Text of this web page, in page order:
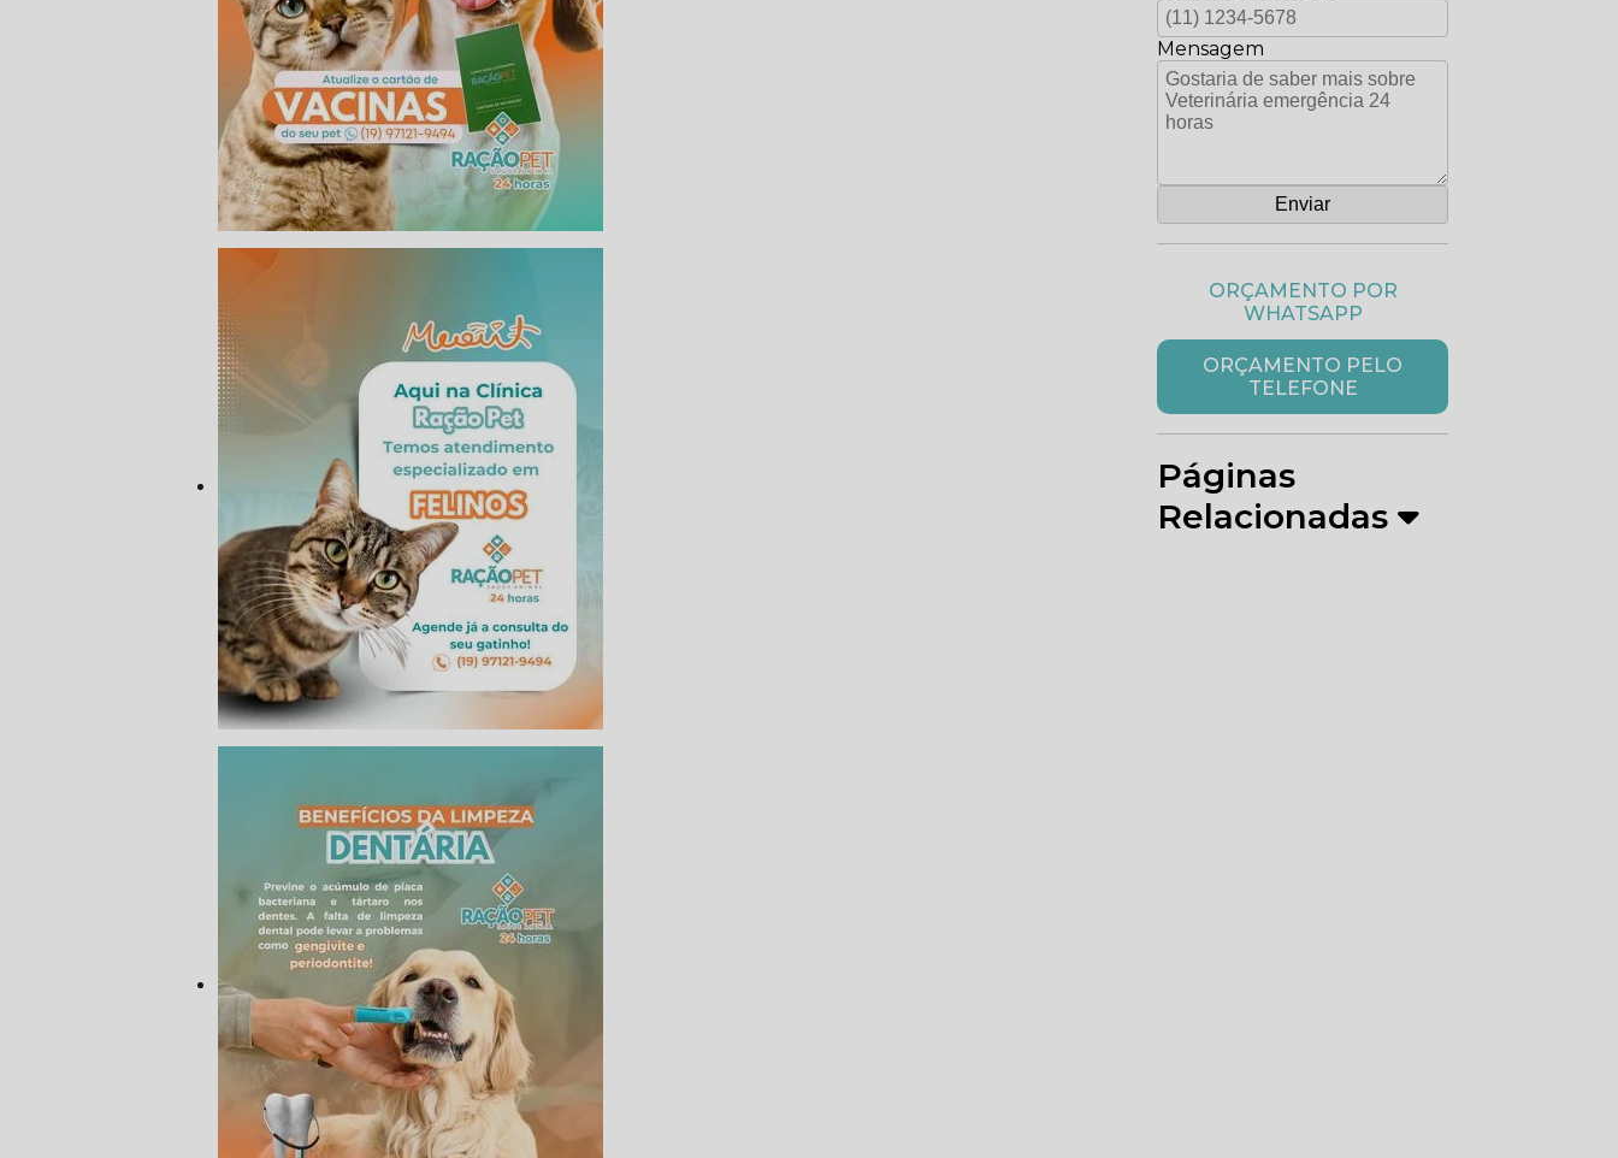
Mensagem
ORÇAMENTO POR
WHATSAPP
ORÇAMENTO PELO
TELEFONE
Páginas
Relacionadas